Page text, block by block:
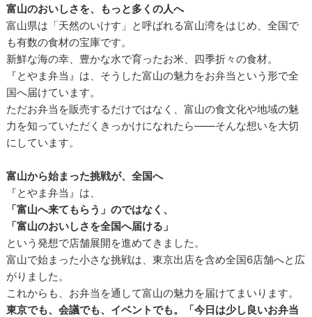
富山のおいしさを、もっと多くの人へ
富山県は「天然のいけす」と呼ばれる富山湾をはじめ、全国で
も有数の食材の宝庫です。
新鮮な海の幸、豊かな水で育ったお米、四季折々の食材。
『とやま弁当』は、そうした富山の魅力をお弁当という形で全
国へ届けています。
ただお弁当を販売するだけではなく、富山の食文化や地域の魅
力を知っていただくきっかけになれたら――そんな想いを大切
にしています。
富山から始まった挑戦が、全国へ
『とやま弁当』は、
「富山へ来てもらう」のではなく、
「富山のおいしさを全国へ届ける」
という発想で店舗展開を進めてきました。
富山で始まった小さな挑戦は、東京出店を含め全国6店舗へと広
がりました。
これからも、お弁当を通して富山の魅力を届けてまいります。
東京でも、会議でも、イベントでも。「今日は少し良いお弁当